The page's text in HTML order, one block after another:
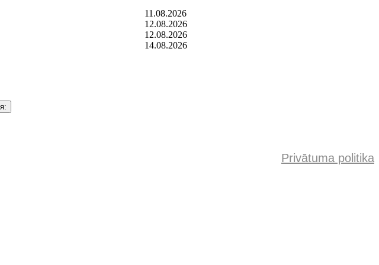
11.08.2026
12.08.2026
12.08.2026
14.08.2026
Privātuma politika